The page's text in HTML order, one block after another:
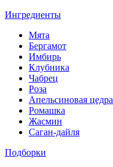
Ингредиенты
Мята
Бергамот
Имбирь
Клубника
Чабрец
Роза
Апельсиновая цедра
Ромашка
Жасмин
Саган-дайля
Подборки